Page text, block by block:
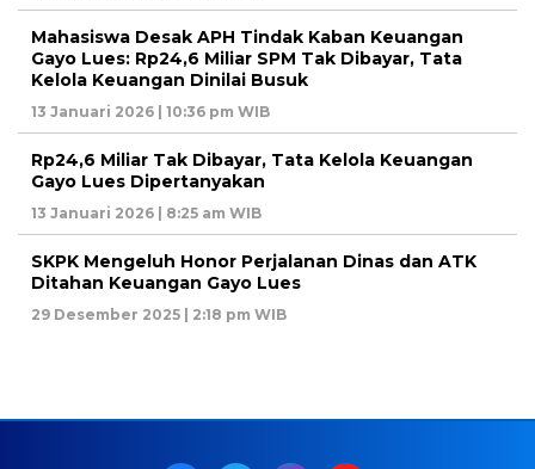
Mahasiswa Desak APH Tindak Kaban Keuangan
Gayo Lues: Rp24,6 Miliar SPM Tak Dibayar, Tata
Kelola Keuangan Dinilai Busuk
13 Januari 2026 | 10:36 pm WIB
Rp24,6 Miliar Tak Dibayar, Tata Kelola Keuangan
Gayo Lues Dipertanyakan
13 Januari 2026 | 8:25 am WIB
SKPK Mengeluh Honor Perjalanan Dinas dan ATK
Ditahan Keuangan Gayo Lues
29 Desember 2025 | 2:18 pm WIB